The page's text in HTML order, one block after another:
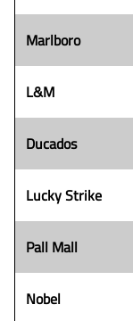
Marlboro
L&M
Ducados
Lucky Strike
Pall Mall
Nobel